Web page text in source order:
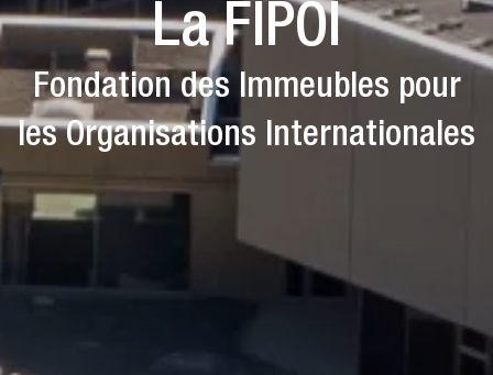
La FIPOI
Fondation des Immeubles pour
les Organisations Internationales